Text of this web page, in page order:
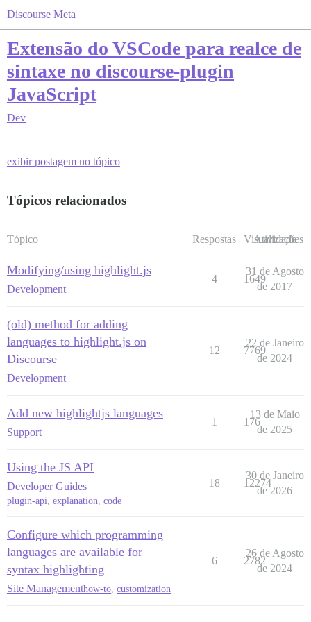
Discourse Meta
Extensão do VSCode para realce de
sintaxe no discourse-plugin
JavaScript
Dev
exibir postagem no tópico
Tópicos relacionados
Tópico Respostas Visualizações
Atividade
Modifying/using highlight.js
Development
4 1649
31 de Agosto
de 2017
(old) method for adding
languages to highlight.js on
Discourse
Development
12 7769
22 de Janeiro
de 2024
Add new highlightjs languages
Support
1 176
13 de Maio
de 2025
Using the JS API
Developer Guides
plugin-api, explanation, code
18 12274
30 de Janeiro
de 2026
Configure which programming
languages are available for
syntax highlighting
Site Managementhow-to customization
6 2782
26 de Agosto
de 2024